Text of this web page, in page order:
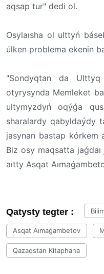
aqsap tur" dedi ol.
Osylaısha ol ulttyń
úlken problema ekenin
"Sondyqtan da Ulttyq
otyrysynda Memleket
ultymyzdyń oqýǵa
sharalardy qabyldaýdy
jasynan bastap kórkem
Biz osy maqsatta
aıtty Asqat
Qatysty tegter :
Asqat Aımaǵambetov
Qazaqstan Kitaphana